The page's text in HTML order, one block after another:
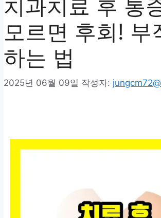
치과치료 후 통
모르면 후회! 부
하는 법
2025년 06월 09일 작성자: